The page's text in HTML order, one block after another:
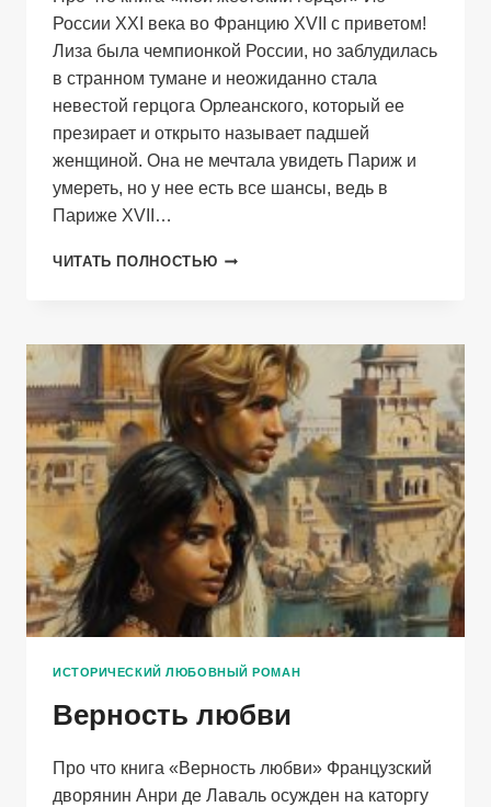
России XXI века во Францию XVII с приветом!
Лиза была чемпионкой России, но заблудилась
в странном тумане и неожиданно стала
невестой герцога Орлеанского, который ее
презирает и открыто называет падшей
женщиной. Она не мечтала увидеть Париж и
умереть, но у нее есть все шансы, ведь в
Париже XVII…
ЧИТАТЬ ПОЛНОСТЬЮ МОЙ
ИСТОРИЧЕСКИЙ ЛЮБОВНЫЙ РОМАН
Верность любви
Про что книга «Верность любви» Французский
дворянин Анри де Лаваль осужден на каторгу